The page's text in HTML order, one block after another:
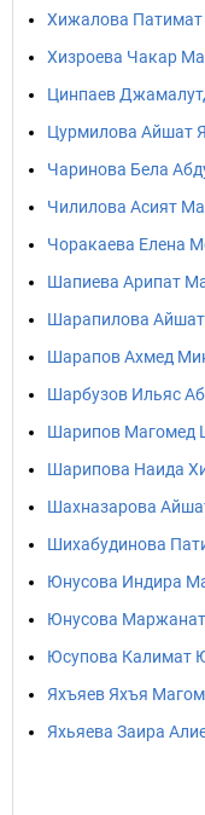
Хижалова Патимат
Хизроева Чакар
Цинпаев
Цурмилова Айшат
Чаринова Бела
Чилилова Асият
Чоракаева Елена
Шапиева Арипат
Шарапилова
Шарапов Ахмед
Шарбузов Ильяс
Шарипов Магомед
Шарипова Наида
Шахназарова
Шихабудинова
Юнусова Индира
Юнусова
Юсупова Калимат
Яхъяев Яхъя
Яхьяева Заира